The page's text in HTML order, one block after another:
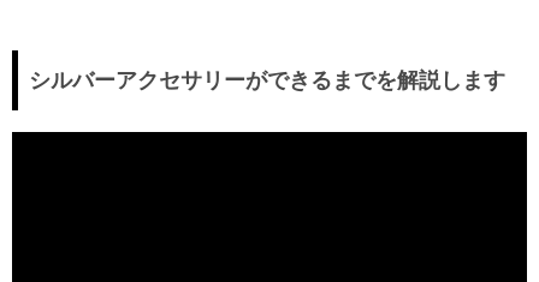
シルバーアクセサリーができるまでを解説します